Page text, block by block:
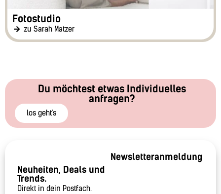
Fotostudio
zu Sarah Matzer
Du möchtest etwas Individuelles
anfragen?
los geht's
Neuheiten, Deals und
Trends.
Direkt in dein Postfach.
Newsletteranmeldung